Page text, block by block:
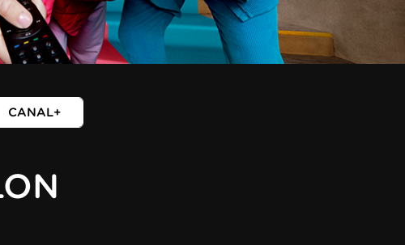
CANAL+